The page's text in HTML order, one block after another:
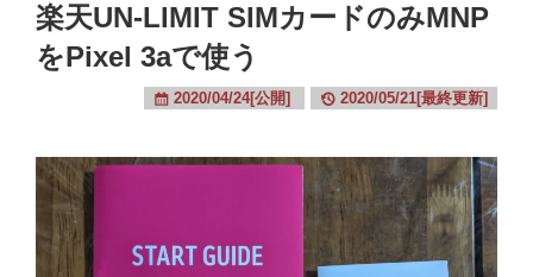
楽天UN-LIMIT SIMカードのみMNP
をPixel 3aで使う
2020/04/24[公開] 2020/05/21[最終更新]